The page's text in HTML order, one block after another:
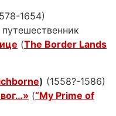
1654)
(The Border Lands
) (1558?-1586)
(“My Prime of